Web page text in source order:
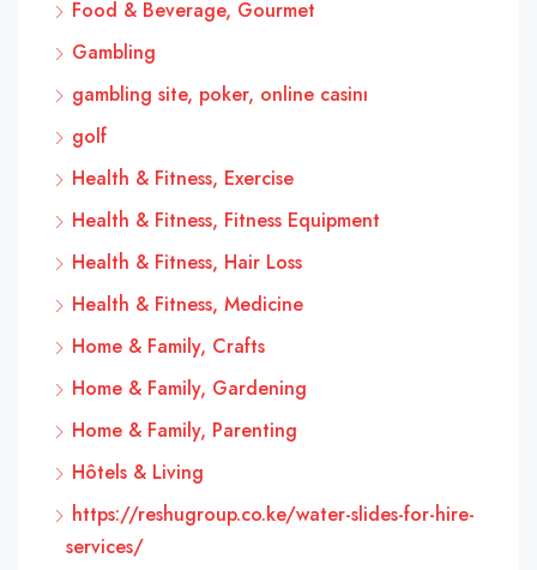
Food & Beverage, Gourmet
Gambling
gambling site, poker, online casinı
golf
Health & Fitness, Exercise
Health & Fitness, Fitness Equipment
Health & Fitness, Hair Loss
Health & Fitness, Medicine
Home & Family, Crafts
Home & Family, Gardening
Home & Family, Parenting
Hôtels & Living
https://reshugroup.co.ke/water-slides-for-hire-
services/